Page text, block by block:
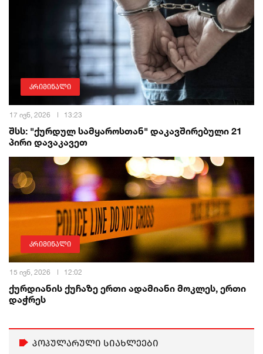
კრიმინალი
17 ივნ, 2026 13:23
შსს: "ქურდულ სამყაროსთან" დაკავშირებული 21
პირი დავაკავეთ
კრიმინალი
15 ივნ, 2026 12:02
ქურდიანის ქუჩაზე ერთი ადამიანი მოკლეს, ერთი
დაჭრეს
პოპულარული სიახლეები